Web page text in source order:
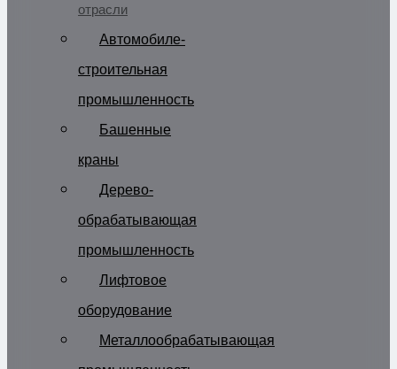
отрасли
Автомобиле-
строительная
промышленность
Башенные
краны
Дерево-
обрабатывающая
промышленность
Лифтовое
оборудование
Металлообрабатывающая